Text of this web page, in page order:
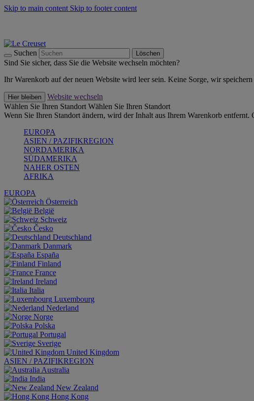
Skip to main content Skip to footer content
Suchen Löschen
Sind Sie sicher, dass Sie die Website wechseln möchten?
Ihr Warenkorb auf der neuen Website wird leer sein. Keine Sorge, wir
Hier bleiben
Website wechseln
Wählen Sie Ihren Standort Wählen Sie Ihren Standort
Wenn Sie Ihren Standort ändern, wird der Inhalt aus Ihrem Warenkorb
EUROPA
ASIEN / PAZIFIKREGION
NORDAMERIKA
SÜDAMERIKA
NAHER OSTEN
AFRIKA
EUROPA
Österreich
België
Schweiz
Česko
Deutschland
Danmark
España
Finland
France
Ireland
Italia
Luxembourg
Nederland
Norge
Polska
Portugal
Sverige
United Kingdom
ASIEN / PAZIFIKREGION
Australia
India
New Zealand
Hong Kong